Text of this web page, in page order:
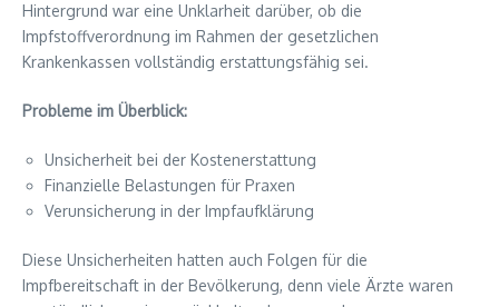
Hintergrund war eine Unklarheit darüber, ob die
Impfstoffverordnung im Rahmen der gesetzlichen
Krankenkassen vollständig erstattungsfähig sei.
Probleme im Überblick:
Unsicherheit bei der Kostenerstattung
Finanzielle Belastungen für Praxen
Verunsicherung in der Impfaufklärung
Diese Unsicherheiten hatten auch Folgen für die
Impfbereitschaft in der Bevölkerung, denn viele Ärzte waren